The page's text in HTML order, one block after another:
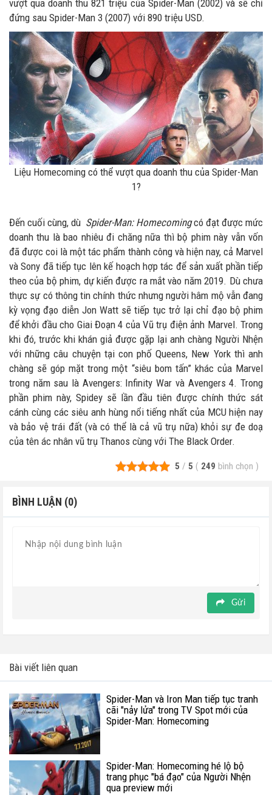
vượt qua doanh thu 821 triệu của Spider-Man (2002) và sẽ chỉ
đứng sau Spider-Man 3 (2007) với 890 triệu USD.
Liệu Homecoming có thể vượt qua doanh thu của Spider-Man
1?
Đến cuối cùng, dù Spider-Man: Homecomingcó đạt được mức
doanh thu là bao nhiêu đi chăng nữa thì bộ phim này vẫn vốn
đã được coi là một tác phẩm thành công và hiện nay, cả Marvel
và Sony đã tiếp tục lên kế hoạch hợp tác để sản xuất phần tiếp
theo của bộ phim, dự kiến được ra mắt vào năm 2019. Dù chưa
thực sự có thông tin chính thức nhưng người hâm mộ vẫn đang
kỳ vọng đạo diễn Jon Watt sẽ tiếp tục trở lại chỉ đạo bộ phim
để khởi đầu cho Giai Đoạn 4 của Vũ trụ điện ảnh Marvel. Trong
khi đó, trước khi khán giả được gặp lại anh chàng Người Nhện
với những câu chuyện tại con phố Queens, New York thì anh
chàng sẽ góp mặt trong một “siêu bom tấn” khác của Marvel
trong năm sau là Avengers: Infinity War và Avengers 4. Trong
phần phim này, Spidey sẽ lần đầu tiên được chính thức sát
cánh cùng các siêu anh hùng nổi tiếng nhất của MCU hiện nay
và bảo vệ trái đất (và có thể là cả vũ trụ nữa) khỏi sự đe doạ
của tên ác nhân vũ trụ Thanos cùng với The Black Order.
5 / 5 ( 249 bình chọn )
BÌNH LUẬN (0)
Gửi
Bài viết liên quan
Spider-Man và Iron Man tiếp tục tranh
cãi "nảy lửa" trong TV Spot mới của
Spider-Man: Homecoming
Spider-Man: Homecoming hé lộ bộ
trang phục "bá đạo" của Người Nhện
qua preview mới